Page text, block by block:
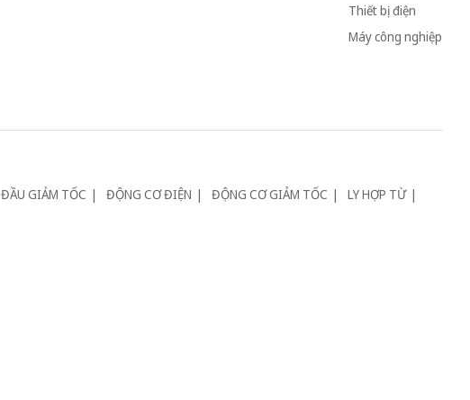
Thiết bị điện
Máy công nghiệp
ĐẦU GIẢM TỐC ĐỘNG CƠ ĐIỆN ĐỘNG CƠ GIẢM TỐC
LY HỢP TỪ